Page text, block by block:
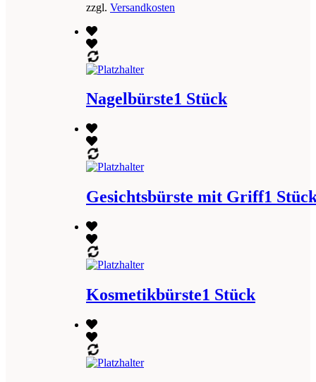
zzgl. Versandkosten
Nagelbürste1 Stück
Gesichtsbürste mit Griff1
Kosmetikbürste1 Stück